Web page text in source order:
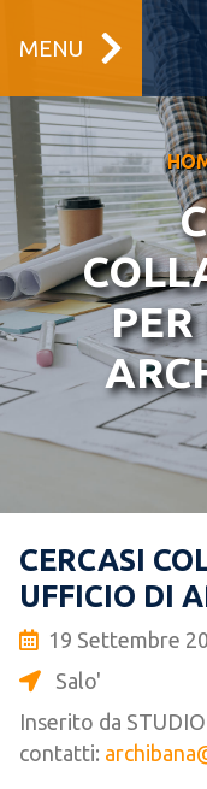
MENU
CERCASI
UFFICIO DI
19 Settembre
Salo'
Inserito da
contatti: